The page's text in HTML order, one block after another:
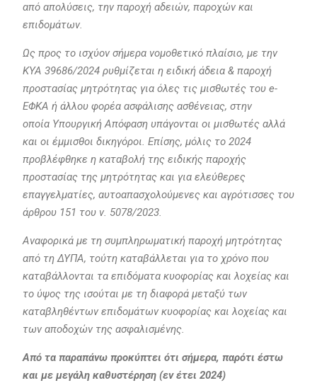
από απολύσεις, την παροχή αδειών, παροχών και
επιδομάτων.
Ως προς το ισχύον σήμερα νομοθετικό πλαίσιο, με την
ΚΥΑ 39686/2024 ρυθμίζεται η ειδική άδεια & παροχή
προστασίας μητρότητας για όλες τις μισθωτές του e-
ΕΦΚΑ ή άλλου φορέα ασφάλισης ασθένειας, στην
οποία Υπουργική Απόφαση υπάγονται οι μισθωτές αλλά
και οι έμμισθοι δικηγόροι. Επίσης, μόλις το 2024
προβλέφθηκε η καταβολή της ειδικής παροχής
προστασίας της μητρότητας και για ελεύθερες
επαγγελματίες, αυτοαπασχολούμενες και αγρότισσες του
άρθρου 151 του ν. 5078/2023.
Αναφορικά με τη συμπληρωματική παροχή μητρότητας
από τη ΔΥΠΑ, τούτη καταβάλλεται για το χρόνο που
καταβάλλονται τα επιδόματα κυοφορίας και λοχείας και
το ύψος της ισούται με τη διαφορά μεταξύ των
καταβληθέντων επιδομάτων κυοφορίας και λοχείας και
των αποδοχών της ασφαλισμένης.
Από τα παραπάνω προκύπτει ότι σήμερα, παρότι έστω
και με μεγάλη καθυστέρηση (εν έτει 2024)